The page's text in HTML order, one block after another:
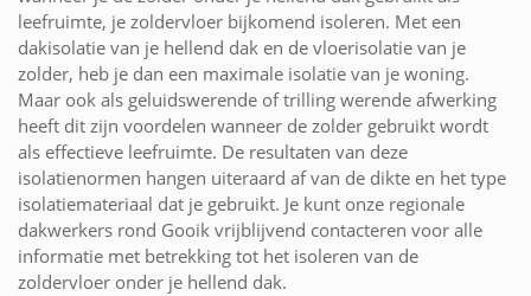
leefruimte, je zoldervloer bijkomend isoleren. Met een
dakisolatie van je hellend dak en de vloerisolatie van je
zolder, heb je dan een maximale isolatie van je woning.
Maar ook als geluidswerende of trilling werende afwerking
heeft dit zijn voordelen wanneer de zolder gebruikt wordt
als effectieve leefruimte. De resultaten van deze
isolatienormen hangen uiteraard af van de dikte en het type
isolatiemateriaal dat je gebruikt. Je kunt onze regionale
dakwerkers rond Gooik vrijblijvend contacteren voor alle
informatie met betrekking tot het isoleren van de
zoldervloer onder je hellend dak.